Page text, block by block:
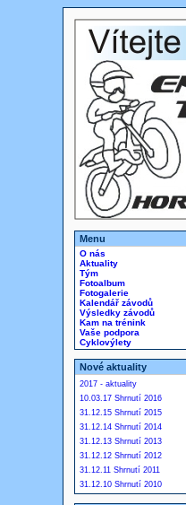
Menu
O nás
Aktuality
Tým
Fotoalbum
Fotogalerie
Kalendář závodů
Výsledky závodů
Kam na trénink
Vaše podpora
Cyklovýlety
Nové aktuality
2017 - aktuality
10.03.17 Shrnutí 2016
31.12.15 Shrnutí 2015
31.12.14 Shrnutí 2014
31.12.13 Shrnutí 2013
31.12.12 Shrnutí 2012
31.12.11 Shrnutí 2011
31.12.10 Shrnutí 2010